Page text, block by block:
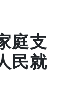
庭支
民就